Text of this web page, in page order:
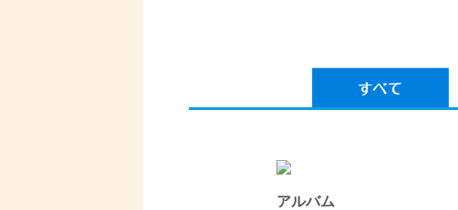
アルバム